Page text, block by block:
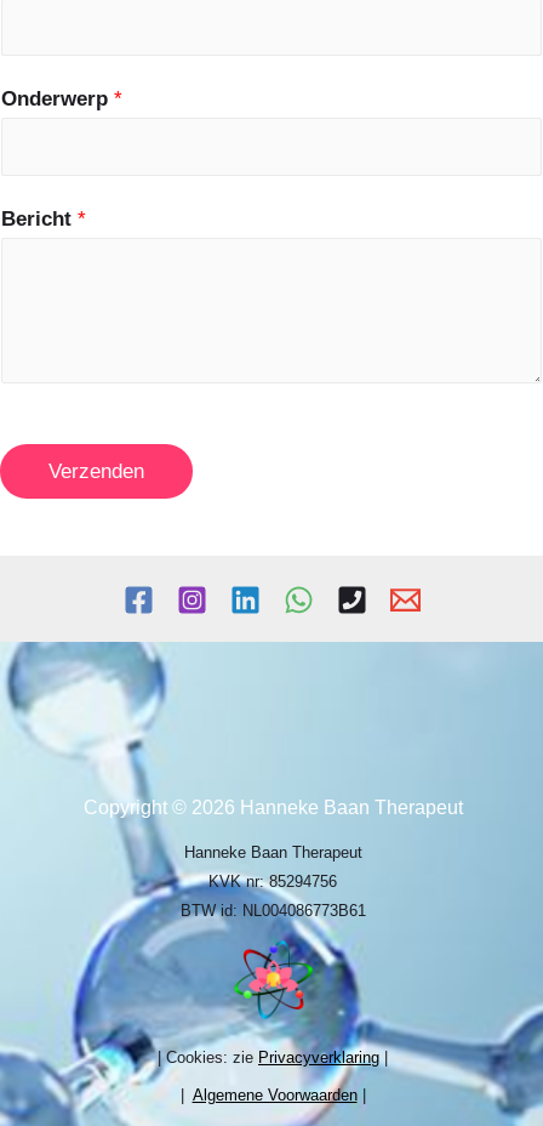
Onderwerp *
Bericht *
Verzenden
Copyright © 2026 Hanneke Baan Therapeut
Hanneke Baan Therapeut
KVK nr: 85294756
BTW id: NL004086773B61
| Cookies: zie Privacyverklaring
Algemene Voorwaarden|